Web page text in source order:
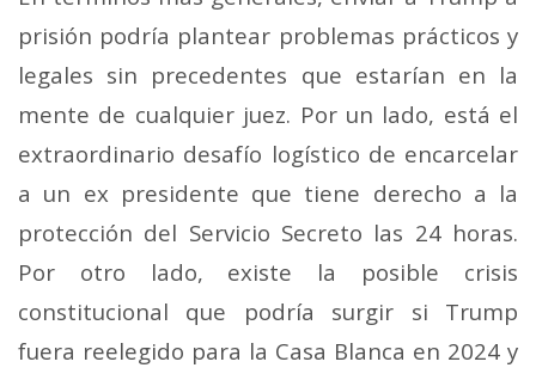
prisión podría plantear problemas prácticos y
legales sin precedentes que estarían en la
mente de cualquier juez. Por un lado, está el
extraordinario desafío logístico de encarcelar
a un ex presidente que tiene derecho a la
protección del Servicio Secreto las 24 horas.
Por otro lado, existe la posible crisis
constitucional que podría surgir si Trump
fuera reelegido para la Casa Blanca en 2024 y